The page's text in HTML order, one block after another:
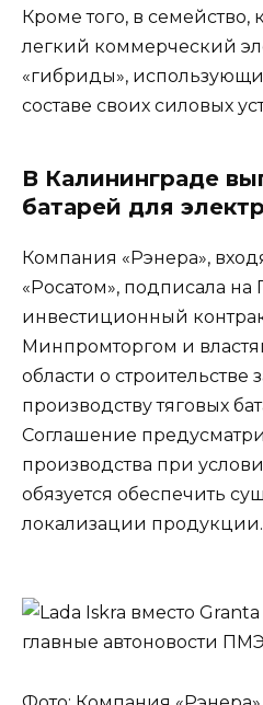
Кроме того, в семейство,
легкий коммерческий
«гибриды»,
составе своих силовых
В Калининграде
батарей для
Компания «Рэнера»,
«Росатом», подписала
инвестиционный
Минпромторгом и
области о строительстве
производству тяговых
Соглашение
производства при
обязуется обеспечить
локализации продукции.